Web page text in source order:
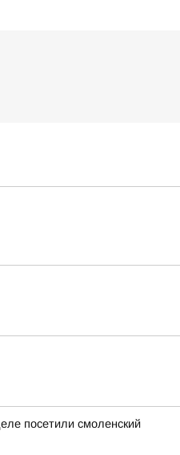
посетили смоленский